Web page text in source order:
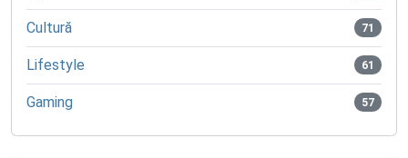
Cultură 71
Lifestyle 61
Gaming 57